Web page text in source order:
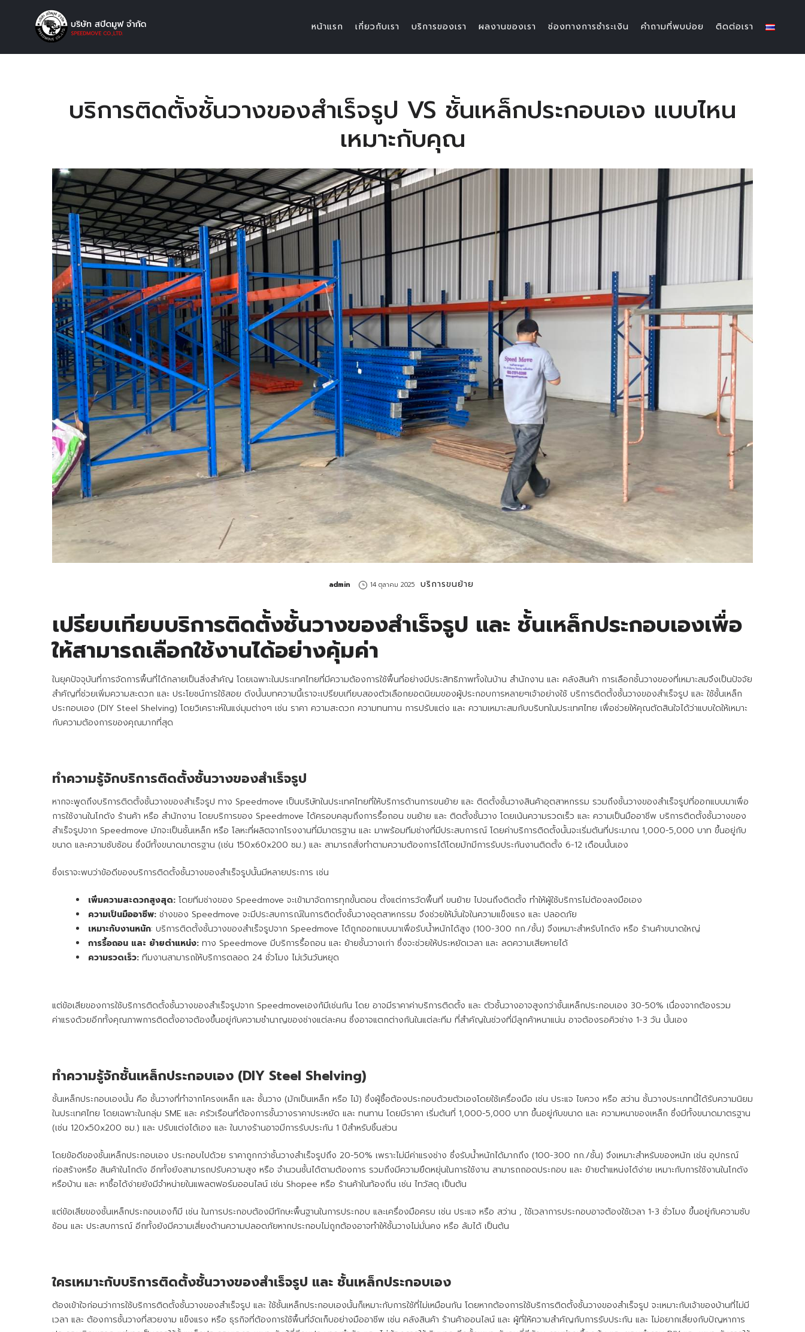
หน้าแรก เกี่ยวกับเรา บริการของเรา ผลงานของเรา ช่องทางการชำระเงิน คำถามที่พบบ่อย ติดต่อเรา
บริการติดตั้งชั้นวางของสำเร็จรูป VS ชั้นเหล็กประกอบเอง แบบไหน
เหมาะกับคุณ
by
admin 14 ตุลาคม 2025 บริการขนย้าย
เปรียบเทียบบริการติดตั้งชั้นวางของสำเร็จรูป และ ชั้นเหล็กประกอบเองเพื่อ
ให้สามารถเลือกใช้งานได้อย่างคุ้มค่า
ในยุคปัจจุบันที่การจัดการพื้นที่ได้กลายเป็นสิ่งสำคัญ โดยเฉพาะในประเทศไทยที่มีความต้องการใช้พื้นที่อย่างมีประสิทธิภาพทั้งในบ้าน สำนักงาน และ คลังสินค้า การเลือกชั้นวางของที่เหมาะสมจึงเป็นปัจจัย
สำคัญที่ช่วยเพิ่มความสะดวก และ ประโยชน์การใช้สอย ดังนั้นบทความนี้เราจะเปรียบเทียบสองตัวเลือกยอดนิยมของผู้ประกอบการหลายๆเจ้าอย่างใช้ บริการติดตั้งชั้นวางของสำเร็จรูป และ ใช้ชั้นเหล็ก
ประกอบเอง (DIY Steel Shelving) โดยวิเคราะห์ในแง่มุมต่างๆ เช่น ราคา ความสะดวก ความทนทาน การปรับแต่ง และ ความเหมาะสมกับบริบทในประเทศไทย เพื่อช่วยให้คุณตัดสินใจได้ว่าแบบใดให้เหมาะ
กับความต้องการของคุณมากที่สุด
ทำความรู้จักบริการติดตั้งชั้นวางของสำเร็จรูป
หากจะพูดถึงบริการติดตั้งชั้นวางของสำเร็จรูป ทาง Speedmove เป็นบริษัทในประเทศไทยที่ให้บริการด้านการขนย้าย และ ติดตั้งชั้นวางสินค้าอุตสาหกรรม รวมถึงชั้นวางของสำเร็จรูปที่ออกแบบมาเพื่อ
การใช้งานในโกดัง ร้านค้า หรือ สำนักงาน โดยบริการของ Speedmove ได้ครอบคลุมถึงการรื้อถอน ขนย้าย และ ติดตั้งชั้นวาง โดยเน้นความรวดเร็ว และ ความเป็นมืออาชีพ บริการติดตั้งชั้นวางของ
สำเร็จรูปจาก Speedmove มักจะเป็นชั้นเหล็ก หรือ โลหะที่ผลิตจากโรงงานที่มีมาตรฐาน และ มาพร้อมทีมช่างที่มีประสบการณ์ โดยค่าบริการติดตั้งนั้นจะเริ่มต้นที่ประมาณ 1,000-5,000 บาท ขึ้นอยู่กับ
ขนาด และความซับซ้อน ซึ่งมีทั้งขนาดมาตรฐาน (เช่น 150x60x200 ซม.) และ สามารถสั่งทำตามความต้องการได้โดยมักมีการรับประกันงานติดตั้ง 6-12 เดือนนั้นเอง
ซึ่งเราจะพบว่าข้อดีของบริการติดตั้งชั้นวางของสำเร็จรูปนั้นมีหลายประการ เช่น
เพิ่มความสะดวกสูงสุด: โดยทีมช่างของ Speedmove จะเข้ามาจัดการทุกขั้นตอน ตั้งแต่การวัดพื้นที่ ขนย้าย ไปจนถึงติดตั้ง ทำให้ผู้ใช้บริการไม่ต้องลงมือเอง
ความเป็นมืออาชีพ: ช่างของ Speedmove จะมีประสบการณ์ในการติดตั้งชั้นวางอุตสาหกรรม จึงช่วยให้มั่นใจในความแข็งแรง และ ปลอดภัย
เหมาะกับงานหนัก: บริการติดตั้งชั้นวางของสำเร็จรูปจาก Speedmove ได้ถูกออกแบบมาเพื่อรับน้ำหนักได้สูง (100-300 กก./ชั้น) จึงเหมาะสำหรับโกดัง หรือ ร้านค้าขนาดใหญ่
การรื้อถอน และ ย้ายตำแหน่ง: ทาง Speedmove มีบริการรื้อถอน และ ย้ายชั้นวางเก่า ซึ่งจะช่วยให้ประหยัดเวลา และ ลดความเสียหายได้
ความรวดเร็ว: ทีมงานสามารถให้บริการตลอด 24 ชั่วโมง ไม่เว้นวันหยุด
แต่ข้อเสียของการใช้บริการติดตั้งชั้นวางของสำเร็จรูปจาก Speedmoveเองก้มีเช่นกัน โดย อาจมีราคาค่าบริการติดตั้ง และ ตัวชั้นวางอาจสูงกว่าชั้นเหล็กประกอบเอง 30-50% เนื่องจากต้องรวม
ค่าแรงด้วยอีกทั้งคุณภาพการติดตั้งอาจต้องขึ้นอยู่กับความชำนาญของช่างแต่ละคน ซึ่งอาจแตกต่างกันในแต่ละทีม ที่สำคัญในช่วงที่มีลูกค้าหนาแน่น อาจต้องรอคิวช่าง 1-3 วัน นั้นเอง
ทำความรู้จักชั้นเหล็กประกอบเอง (DIY Steel Shelving)
ชั้นเหล็กประกอบเองนั้น คือ ชั้นวางที่ทำจากโครงเหล็ก และ ชั้นวาง (มักเป็นเหล็ก หรือ ไม้) ซึ่งผู้ซื้อต้องประกอบด้วยตัวเองโดยใช้เครื่องมือ เช่น ประแจ ไขควง หรือ สว่าน ชั้นวางประเภทนี้ได้รับความนิยม
ในประเทศไทย โดยเฉพาะในกลุ่ม SME และ ครัวเรือนที่ต้องการชั้นวางราคาประหยัด และ ทนทาน โดยมีราคา เริ่มต้นที่ 1,000-5,000 บาท ขึ้นอยู่กับขนาด และ ความหนาของเหล็ก ซึ่งมีทั้งขนาดมาตรฐาน
(เช่น 120x50x200 ซม.) และ ปรับแต่งได้เอง และ ในบางร้านอาจมีการรับประกัน 1 ปีสำหรับชิ้นส่วน
โดยข้อดีของชั้นเหล็กประกอบเอง ประกอบไปด้วย ราคาถูกกว่าชั้นวางสำเร็จรูปถึง 20-50% เพราะไม่มีค่าแรงช่าง ซึ่งรับน้ำหนักได้มากถึง (100-300 กก./ชั้น) จึงเหมาะสำหรับของหนัก เช่น อุปกรณ์
ก่อสร้างหรือ สินค้าในโกดัง อีกทั้งยังสามารถปรับความสูง หรือ จำนวนชั้นได้ตามต้องการ รวมถึงมีความยืดหยุ่นในการใช้งาน สามารถถอดประกอบ และ ย้ายตำแหน่งได้ง่าย เหมาะกับการใช้งานในโกดัง
หรือบ้าน และ หาซื้อได้ง่ายยังมีจำหน่ายในแพลตฟอร์มออนไลน์ เช่น Shopee หรือ ร้านค้าในท้องถิ่น เช่น ไทวัสดุ เป็นต้น
แต่ข้อเสียของชั้นเหล็กประกอบเองก็มี เช่น ในการประกอบต้องมีทักษะพื้นฐานในการประกอบ และเครื่องมือครบ เช่น ประแจ หรือ สว่าน , ใช้เวลาการประกอบอาจต้องใช้เวลา 1-3 ชั่วโมง ขึ้นอยู่กับความซับ
ซ้อน และ ประสบการณ์ อีกทั้งยังมีความเสี่ยงด้านความปลอดภัยหากประกอบไม่ถูกต้องอาจทำให้ชั้นวางไม่มั่นคง หรือ ล้มได้ เป็นต้น
ใครเหมาะกับบริการติดตั้งชั้นวางของสำเร็จรูป และ ชั้นเหล็กประกอบเอง
ต้องเข้าใจก่อนว่าการใช้บริการติดตั้งชั้นวางของสำเร็จรูป และ ใช้ชั้นเหล็กประกอบเองนั้นก็เหมาะกับการใช้ที่ไม่เหมือนกัน โดยหากต้องการใช้บริการติดตั้งชั้นวางของสำเร็จรูป จะเหมาะกับเจ้าของบ้านที่ไม่มี
เวลา และ ต้องการชั้นวางที่สวยงาม แข็งแรง หรือ ธุรกิจที่ต้องการใช้พื้นที่จัดเก็บอย่างมืออาชีพ เช่น คลังสินค้า ร้านค้าออนไลน์ และ ผู้ที่ให้ความสำคัญกับการรับประกัน และ ไม่อยากเสี่ยงกับปัญหาการ